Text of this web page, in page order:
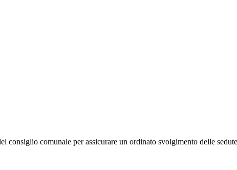
comunale per assicurare un ordinato svolgimento delle